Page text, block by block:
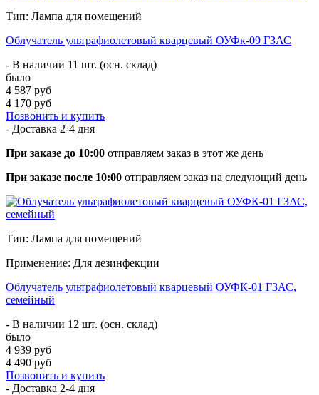
Тип: Лампа для помещений
Облучатель ультрафиолетовый кварцевый ОУФк-09 ГЗАС
- В наличии 11 шт. (осн. склад)
было
4 587 руб
4 170 руб
Позвонить и купить
- Доставка 2-4 дня
При заказе до 10:00 отправляем заказ в этот же день
При заказе после 10:00 отправляем заказ на следующий день
Тип: Лампа для помещений
Применение: Для дезинфекции
Облучатель ультрафиолетовый кварцевый ОУФК-01 ГЗАС,
семейный
- В наличии 12 шт. (осн. склад)
было
4 939 руб
4 490 руб
Позвонить и купить
- Доставка 2-4 дня